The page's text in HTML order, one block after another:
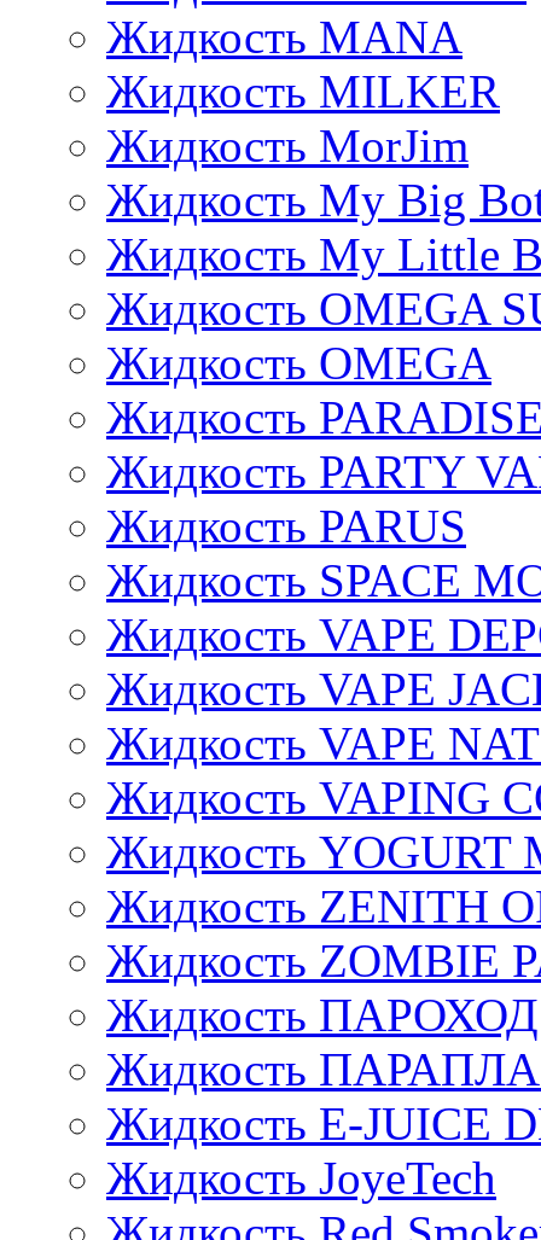
Жидкость MANA
Жидкость MILKER
Жидкость MorJim
Жидкость My Big
Жидкость My Little
Жидкость OMEGA
Жидкость OMEGA
Жидкость
Жидкость PARTY
Жидкость PARUS
Жидкость SPACE
Жидкость VAPE
Жидкость VAPE
Жидкость VAPE
Жидкость VAPING
Жидкость YOGURT
Жидкость ZENITH
Жидкость ZOMBIE
Жидкость ПАРОХОД
Жидкость
Жидкость E-JUIСE
Жидкость JoyeTech